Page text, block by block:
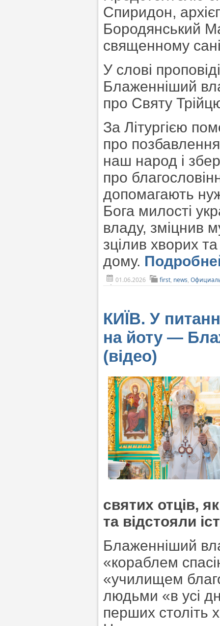
Спиридон,
Бородянський
священному
У слові
Блаженніший
про Святу
За Літургією
про
наш народ і
про
допомагають
Бога милості
владу, зміцнив
зцілив хворих
дому.
01.06.2026 first, news,
КИЇВ. У
на йоту —
(відео)
святих отців,
та відстояли
Блаженніший
«кораблем
«училищем
людьми «в усі
перших століть